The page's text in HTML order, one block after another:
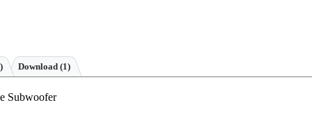
Download (1)
Subwoofer